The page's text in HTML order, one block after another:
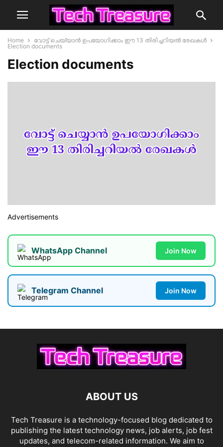
Home
വോട്ട് ചെയ്യാൻ ഉപയോഗിക്കാം ഈ 13 തിരിച്ചറിയൽ രേഖകൾ
Election documents
Election documents
Advertisements
WhatsApp Channel Join Now
Telegram Channel Join Now
ABOUT US
Tech Treasure is a technology-focused blog dedicated to
publishing the latest technology news, job alerts, job fest
updates, and telecom-related information. We aim to